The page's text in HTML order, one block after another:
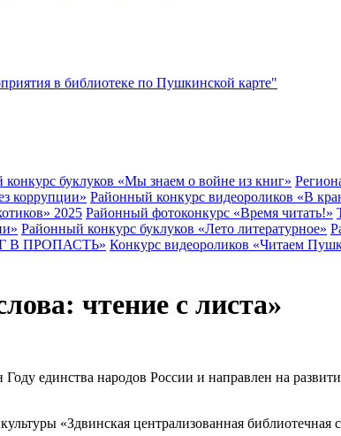
в библиотеке по Пушкинской карте"
буклуков «Мы знаем о войне из книг»
коррупции» Районный конкурс видеороликов «В
2025 Районный фотоконкурс «Время читать!»
Районный конкурс буклуков «Лето литературное»
В ПРОПАСТЬ» Конкурс видеороликов «Читаем
чтение с листа»
единства народов России и направлен на
«Здвинская централизованная библиотечная